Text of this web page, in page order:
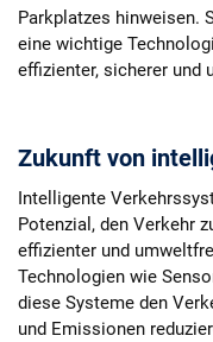
Parkplatzes hinweisen.
eine wichtige
effizienter, sicherer und
Zukunft von
Intelligente
Potenzial, den Verkehr
effizienter und
Technologien wie
diese Systeme den
und Emissionen